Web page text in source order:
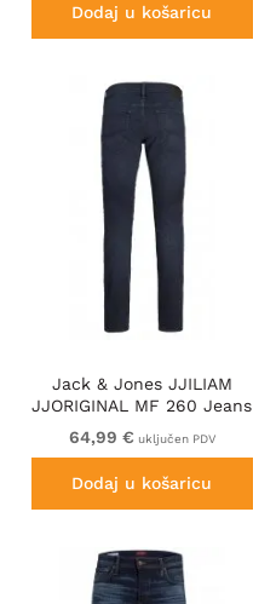
Dodaj u košaricu
Jack & Jones JJILIAM
JJORIGINAL MF 260 Jeans
Blue Denim
64,99 € uključen PDV
Dodaj u košaricu